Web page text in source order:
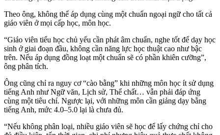
Theo ông, không thể áp dụng cùng một chuẩn ngoại ngữ cho tất cả
giáo viên ở mọi cấp học, môn học.
“Giáo viên tiểu học chủ yếu cần phát âm chuẩn, nghe tốt để dạy học
sinh ở giai đoạn đầu, không cần năng lực học thuật cao như bậc
trên. Nếu áp dụng đồng loạt một chuẩn sẽ có phần khiên cưỡng”,
ông phân tích.
Ông cũng chỉ ra nguy cơ “cào bằng” khi những môn học ít sử dụng
tiếng Anh như Ngữ văn, Lịch sử, Thể chất… vẫn phải đáp ứng
cùng một tiêu chí. Ngược lại, với những môn cần giảng dạy bằng
tiếng Anh, mức 4.0–5.0 lại là chưa đủ.
“Nếu không phân loại, nhiều giáo viên sẽ học để lấy chứng chỉ cho